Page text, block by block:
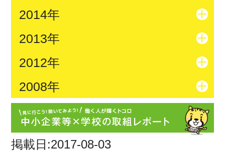
2014年
2013年
2012年
2008年
掲載日:2017-08-03